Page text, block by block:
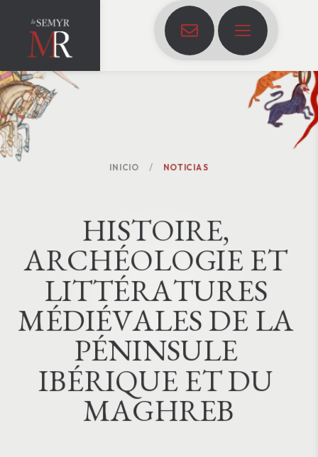
INICIO NOTICIAS
HISTOIRE,
ARCHÉOLOGIEET
LITTÉRATURES
MÉDIÉVALESDELA
PÉNINSULE
IBÉRIQUEETDU
MAGHREB